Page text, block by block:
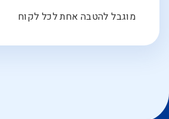
מוגבל להטבה אחת לכל לקוח